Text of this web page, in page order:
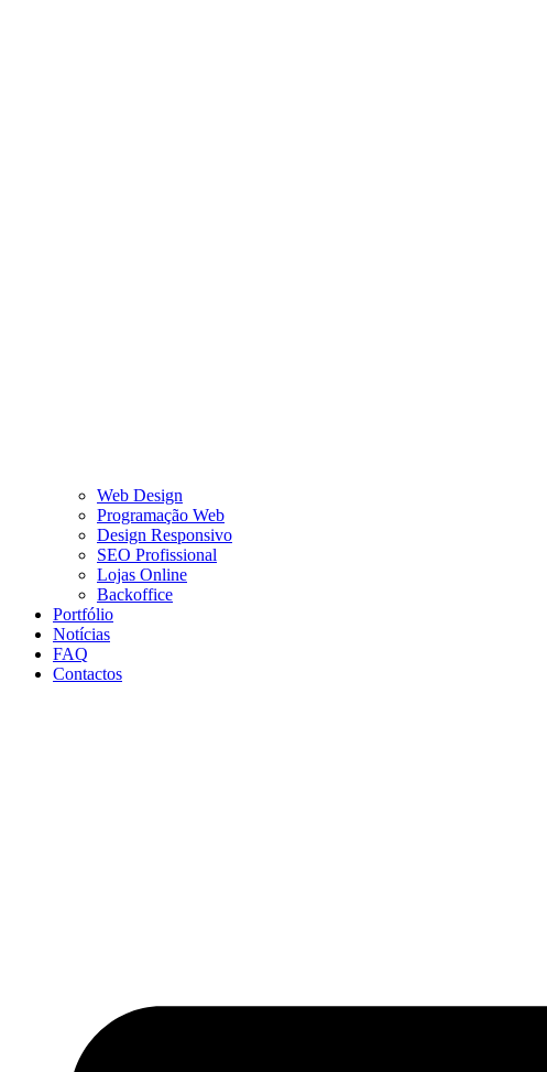
Web Design
Programação Web
Design Responsivo
SEO Profissional
Lojas Online
Backoffice
Portfólio
Notícias
FAQ
Contactos